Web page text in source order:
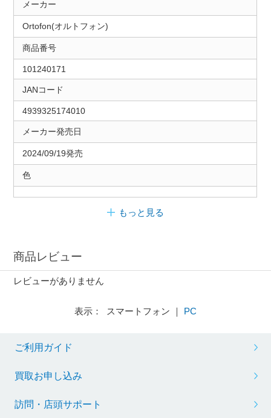
メーカー
Ortofon(オルトフォン)
商品番号
101240171
JANコード
4939325174010
メーカー発売日
2024/09/19発売
色
もっと見る
商品レビュー
レビューがありません
表示： スマートフォン ｜ PC
ご利用ガイド
買取お申し込み
訪問・店頭サポート